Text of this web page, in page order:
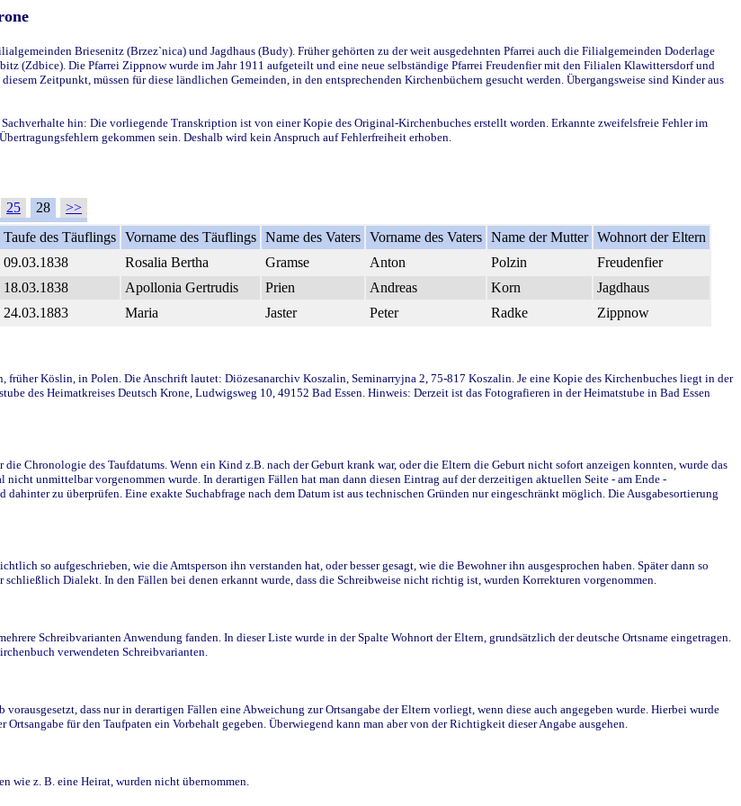
Briesenitz (Brzez`nica) und Jagdhaus (Budy). Früher gehörten zu der weit ausgedehnten Pfarrei auch die Filialgemeinden Doderlage
(Zdbice). Die Pfarrei Zippnow wurde im Jahr 1911 aufgeteilt und eine neue selbständige Pfarrei Freudenfier mit den Filialen Klawittersdorf und
Zeitpunkt, müssen für diese ländlichen Gemeinden, in den entsprechenden Kirchenbüchern gesucht werden. Übergangsweise sind Kinder aus
hin: Die vorliegende Transkription ist von einer Kopie des Original-Kirchenbuches erstellt worden. Erkannte zweifelsfreie Fehler im
gekommen sein. Deshalb wird kein Anspruch auf Fehlerfreiheit erhoben.
25 28
>>
Taufe des Täuflings Vorname des Täuflings Name des Vaters Vorname des Vaters Name der Mutter Wohnort der Eltern
09.03.1838 Rosalia Bertha Gramse Anton Polzin
Freudenfier
18.03.1838 Apollonia Gertrudis Prien Andreas Korn
Jagdhaus
24.03.1883 Maria Jaster Peter Radke Zippnow
Köslin, in Polen. Die Anschrift lautet: Diözesanarchiv Koszalin, Seminarryjna 2, 75-817 Koszalin. Je eine Kopie des Kirchenbuches liegt in der
des Heimatkreises Deutsch Krone, Ludwigsweg 10, 49152 Bad Essen. Hinweis: Derzeit ist das Fotografieren in der Heimatstube in Bad Essen
Chronologie des Taufdatums. Wenn ein Kind z.B. nach der Geburt krank war, oder die Eltern die Geburt nicht sofort anzeigen konnten, wurde das
unmittelbar vorgenommen wurde. In derartigen Fällen hat man dann diesen Eintrag auf der derzeitigen aktuellen Seite - am Ende -
zu überprüfen. Eine exakte Suchabfrage nach dem Datum ist aus technischen Gründen nur eingeschränkt möglich. Die Ausgabesortierung
so aufgeschrieben, wie die Amtsperson ihn verstanden hat, oder besser gesagt, wie die Bewohner ihn ausgesprochen haben. Später dann so
Dialekt. In den Fällen bei denen erkannt wurde, dass die Schreibweise nicht richtig ist, wurden Korrekturen vorgenommen.
Schreibvarianten Anwendung fanden. In dieser Liste wurde in der Spalte Wohnort der Eltern, grundsätzlich der deutsche Ortsname eingetragen.
verwendeten Schreibvarianten.
dass nur in derartigen Fällen eine Abweichung zur Ortsangabe der Eltern vorliegt, wenn diese auch angegeben wurde. Hierbei wurde
für den Taufpaten ein Vorbehalt gegeben. Überwiegend kann man aber von der Richtigkeit dieser Angabe ausgehen.
wie z. B. eine Heirat, wurden nicht übernommen.